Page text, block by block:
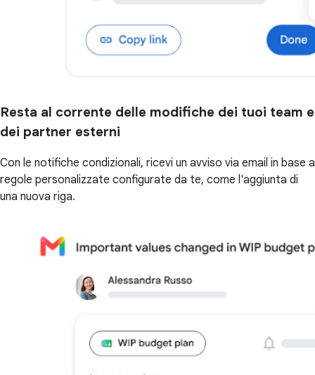
Resta al corrente delle modifiche dei tuoi team e
dei partner esterni
Con le notifiche condizionali, ricevi un avviso via email in base a
regole personalizzate configurate da te, come l'aggiunta di
una nuova riga.